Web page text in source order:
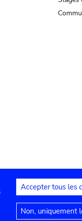
Accepter tous les
Non, uniquement